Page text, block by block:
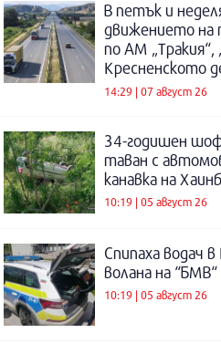
В петък и
движението на
по АМ
Кресненското
14:29 | 07 август 26
34-годишен
таван с
канавка на
10:19 | 05 август 26
Спипаха водач
волана на “БМВ“
10:19 | 05 август 26